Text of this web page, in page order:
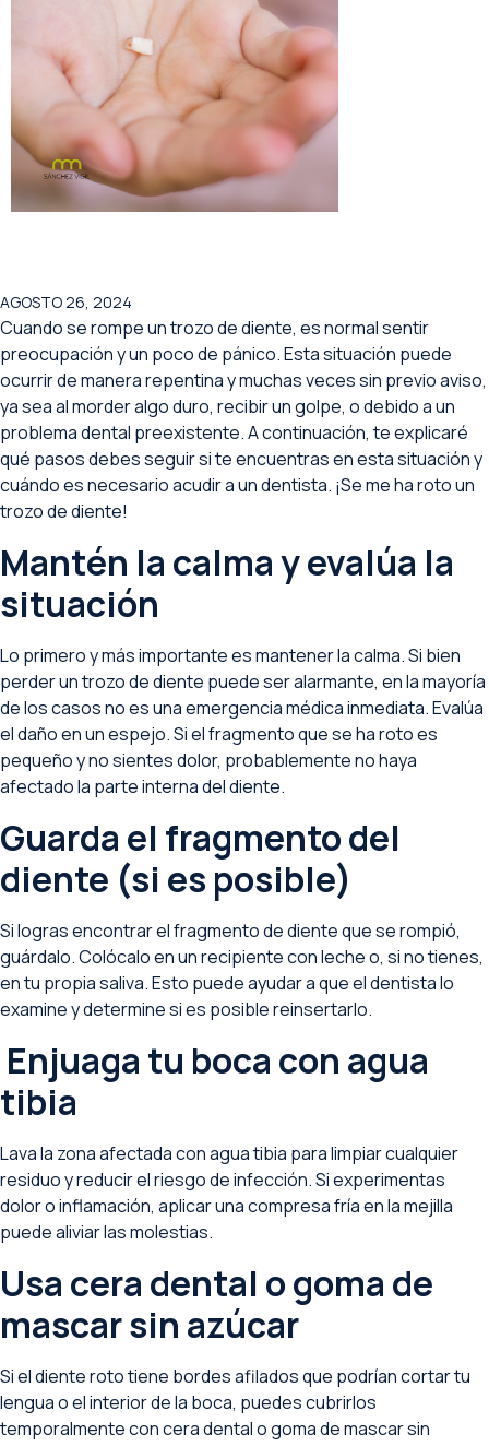
AGOSTO 26, 2024
Cuando se rompe un trozo de diente, es normal sentir
preocupación y un poco de pánico. Esta situación puede
ocurrir de manera repentina y muchas veces sin previo aviso,
ya sea al morder algo duro, recibir un golpe, o debido a un
problema dental preexistente. A continuación, te explicaré
qué pasos debes seguir si te encuentras en esta situación y
cuándo es necesario acudir a un dentista. ¡Se me ha roto un
trozo de diente!
Mantén la calma y evalúa la
situación
Lo primero y más importante es mantener la calma. Si bien
perder un trozo de diente puede ser alarmante, en la mayoría
de los casos no es una emergencia médica inmediata. Evalúa
el daño en un espejo. Si el fragmento que se ha roto es
pequeño y no sientes dolor, probablemente no haya
afectado la parte interna del diente.
Guarda el fragmento del
diente (si es posible)
Si logras encontrar el fragmento de diente que se rompió,
guárdalo. Colócalo en un recipiente con leche o, si no tienes,
en tu propia saliva. Esto puede ayudar a que el dentista lo
examine y determine si es posible reinsertarlo.
Enjuaga tu boca con agua
tibia
Lava la zona afectada con agua tibia para limpiar cualquier
residuo y reducir el riesgo de infección. Si experimentas
dolor o inflamación, aplicar una compresa fría en la mejilla
puede aliviar las molestias.
Usa cera dental o goma de
mascar sin azúcar
Si el diente roto tiene bordes afilados que podrían cortar tu
lengua o el interior de la boca, puedes cubrirlos
temporalmente con cera dental o goma de mascar sin